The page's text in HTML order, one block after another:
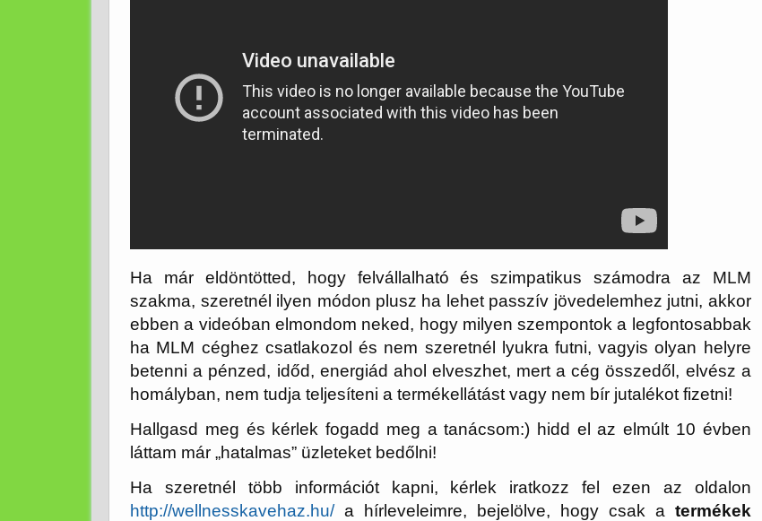
Ha már eldöntötted, hogy felvállalható és szimpatikus számodra az MLM
szakma, szeretnél ilyen módon plusz ha lehet passzív jövedelemhez jutni, akkor
ebben a videóban elmondom neked, hogy milyen szempontok a legfontosabbak
ha MLM céghez csatlakozol és nem szeretnél lyukra futni, vagyis olyan helyre
betenni a pénzed, időd, energiád ahol elveszhet, mert a cég összedől, elvész a
homályban, nem tudja teljesíteni a termékellátást vagy nem bír jutalékot fizetni!
Hallgasd meg és kérlek fogadd meg a tanácsom:) hidd el az elmúlt 10 évben
láttam már „hatalmas” üzleteket bedőlni!
Ha szeretnél több információt kapni, kérlek iratkozz fel ezen az oldalon
http://wellnesskavehaz.hu/a hírleveleimre, bejelölve, hogy csak a termékek